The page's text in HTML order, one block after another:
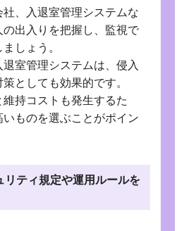
、入退室管理システムな
出入りを把握し、監視で
しょう。
室管理システムは、侵入
としても効果的です。
持コストも発生するた
ものを選ぶことがポイン
ティ規定や運用ルールを